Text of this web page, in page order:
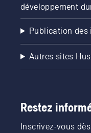
développement
Publication
Autres sites
Restez
Inscrivez-vous